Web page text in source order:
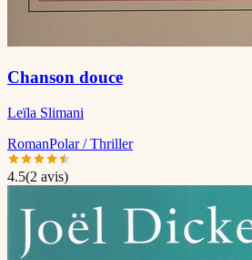
Chanson douce
Leïla Slimani
RomanPolar / Thriller
4.5(2 avis)